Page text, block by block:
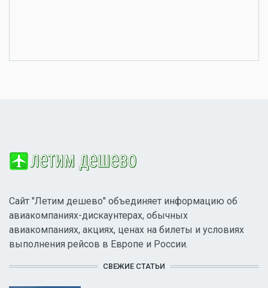
Сайт "Летим дешево" объединяет информацию об
авиакомпаниях-дискаунтерах, обычных
авиакомпаниях, акциях, ценах на билеты и условиях
выполнения рейсов в Европе и России.
СВЕЖИЕ СТАТЬИ